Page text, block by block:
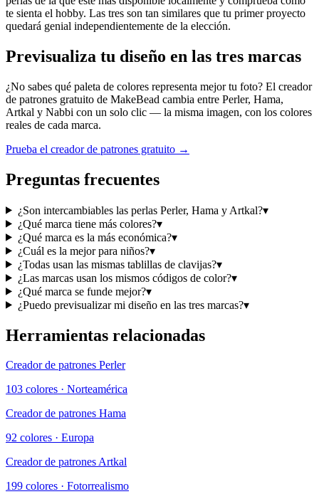
te sienta el hobby. Las tres son tan similares que tu primer proyecto
quedará genial independientemente de la elección.
Previsualiza tu diseño en las tres marcas
¿No sabes qué paleta de colores representa mejor tu foto? El creador
de patrones gratuito de MakeBead cambia entre Perler, Hama,
Artkal y Nabbi con un solo clic — la misma imagen, con los colores
reales de cada marca.
Prueba el creador de patrones gratuito →
Preguntas frecuentes
¿Son intercambiables las perlas Perler, Hama y Artkal?▾
¿Qué marca tiene más colores?▾
¿Qué marca es la más económica?▾
¿Cuál es la mejor para niños?▾
¿Todas usan las mismas tablillas de clavijas?▾
¿Las marcas usan los mismos códigos de color?▾
¿Qué marca se funde mejor?▾
¿Puedo previsualizar mi diseño en las tres marcas?▾
Herramientas relacionadas
Creador de patrones Perler
103 colores · Norteamérica
Creador de patrones Hama
92 colores · Europa
Creador de patrones Artkal
199 colores · Fotorrealismo